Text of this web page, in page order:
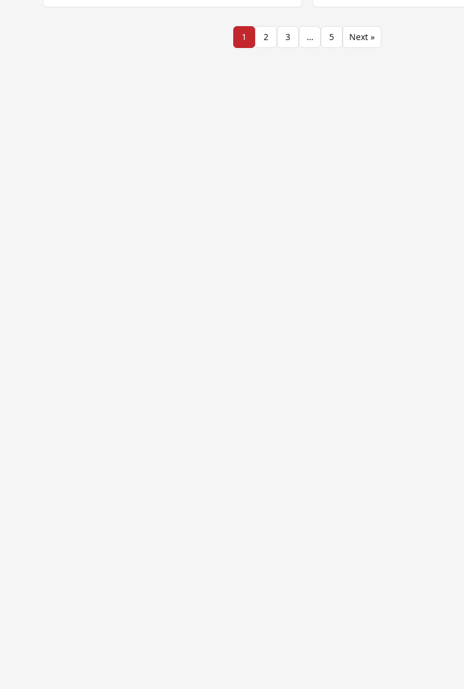
1 2 3 … 5 Next »